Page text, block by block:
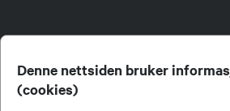
Denne nettsiden bruker
(cookies)